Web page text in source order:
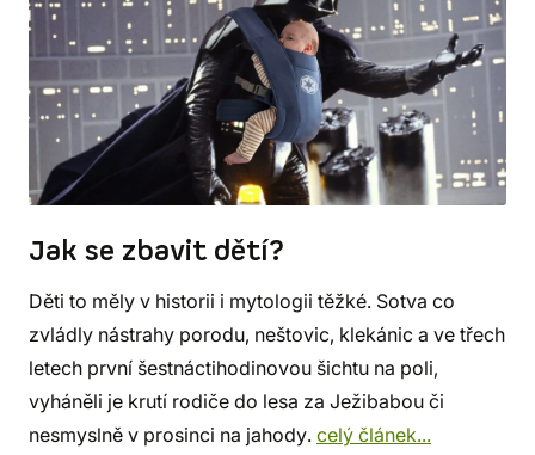
Jak se zbavit dětí?
Děti to měly v historii i mytologii těžké. Sotva co
zvládly nástrahy porodu, neštovic, klekánic a ve třech
letech první šestnáctihodinovou šichtu na poli,
vyháněli je krutí rodiče do lesa za Ježibabou či
nesmyslně v prosinci na jahody. celý článek...